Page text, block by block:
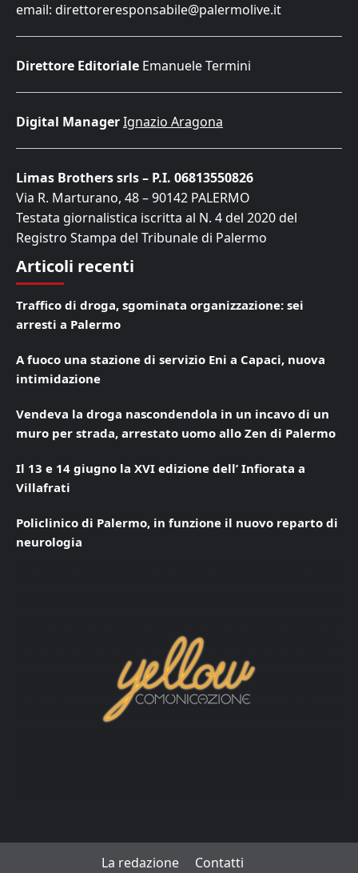
email: direttoreresponsabile@palermolive.it
Direttore Editoriale Emanuele Termini
Digital ManagerIgnazio Aragona
Limas Brothers srls – P.I. 06813550826
Via R. Marturano, 48 – 90142 PALERMO
Testata giornalistica iscritta al N. 4 del 2020 del
Registro Stampa del Tribunale di Palermo
Articoli recenti
Traffico di droga, sgominata organizzazione: sei
arresti a Palermo
A fuoco una stazione di servizio Eni a Capaci, nuova
intimidazione
Vendeva la droga nascondendola in un incavo di un
muro per strada, arrestato uomo allo Zen di Palermo
Il 13 e 14 giugno la XVI edizione dell’ Infiorata a
Villafrati
Policlinico di Palermo, in funzione il nuovo reparto di
neurologia
La redazione Contatti